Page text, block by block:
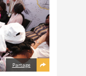
Partage